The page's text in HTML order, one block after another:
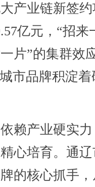
产业链新签
亿元，“招来
片”的集群效
市品牌积淀着
产业硬实力
心培育。通
的核心抓手，